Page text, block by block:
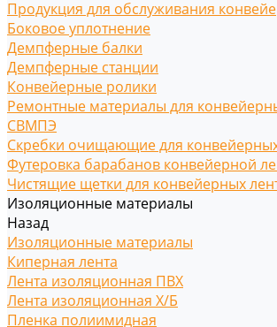
Продукция для обслуживания
Боковое уплотнение
Демпферные балки
Демпферные станции
Конвейерные ролики
Ремонтные материалы для
СВМПЭ
Скребки очищающие для
Футеровка барабанов конвейерной
Чистящие щетки для конвейерных
Изоляционные материалы
Назад
Изоляционные материалы
Киперная лента
Лента изоляционная ПВХ
Лента изоляционная Х/Б
Пленка полиимидная